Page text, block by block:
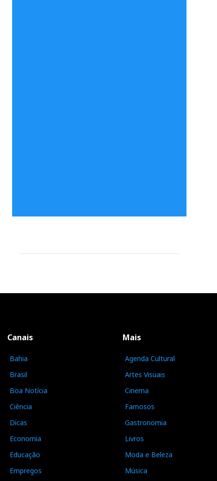
Canais
Bahia
Brasil
Boa Notícia
Ciência
Dicas
Economia
Educação
Empregos
Mais
Agenda Cultural
Artes Visuais
Cinema
Famosos
Gastronomia
Livros
Moda e Beleza
Música